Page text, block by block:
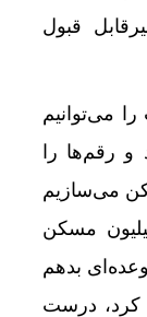
قبول
می‌توانیم
رقم‌ها را
می‌سازیم
مسکن
بدهم
کرد، درست